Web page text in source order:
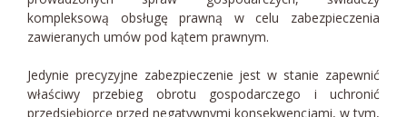
kompleksową obsługę prawną w celu zabezpieczenia
zawieranych umów pod kątem prawnym.
Jedynie precyzyjne zabezpieczenie jest w stanie zapewnić
właściwy przebieg obrotu gospodarczego i uchronić
przedsiębiorcę przed negatywnymi konsekwencjami, w tym,